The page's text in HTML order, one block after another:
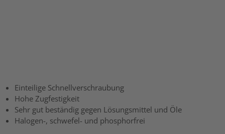
Einteilige Schnellverschraubung
Hohe Zugfestigkeit
Sehr gut beständig gegen Lösungsmittel und Öle
Halogen-, schwefel- und phosphorfrei